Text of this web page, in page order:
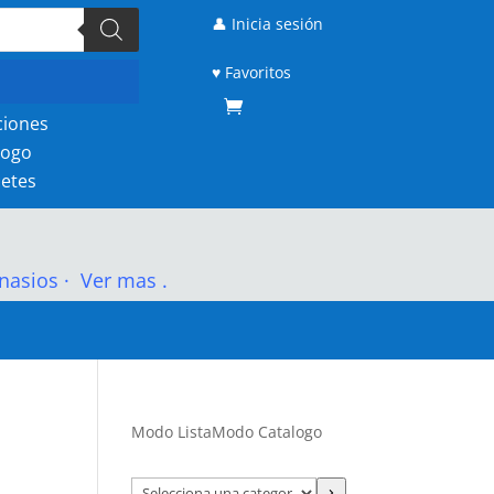
👤 Inicia sesión
♥ Favoritos
· Ver mas .
Modo ListaModo Catalogo
Selecciona